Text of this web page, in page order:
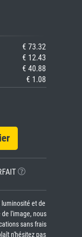
€ 73.32
€ 12.43
€ 40.88
€ 1.08
et de
l'image, nous
sans frais
n'hésitez pas